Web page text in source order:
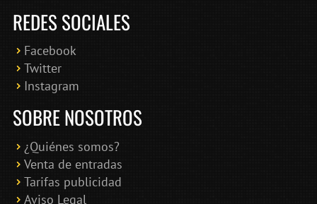
REDES SOCIALES
Facebook
Twitter
Instagram
SOBRE NOSOTROS
¿Quiénes somos?
Venta de entradas
Tarifas publicidad
Aviso Legal